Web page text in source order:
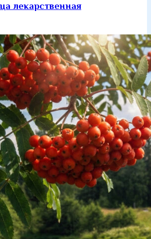
лекарственная